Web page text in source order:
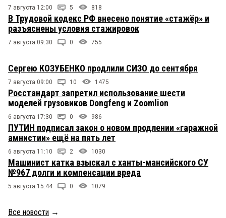
7 августа 12:00 5 818
В Трудовой кодекс РФ внесено понятие «стажёр» и
разъяснены условия стажировок
7 августа 09:30 0 755
Сергею КОЗУБЕНКО продлили СИЗО до сентября
7 августа 09:00 10 1475
Росстандарт запретил использование шести
моделей грузовиков Dongfeng и Zoomlion
6 августа 17:30 0 986
ПУТИН подписал закон о новом продлении «гаражной
амнистии» ещё на пять лет
6 августа 11:10 2 1030
Машинист катка взыскал с ханты-мансийского СУ
№967 долги и компенсации вреда
5 августа 15:44 0 1079
Все новости →